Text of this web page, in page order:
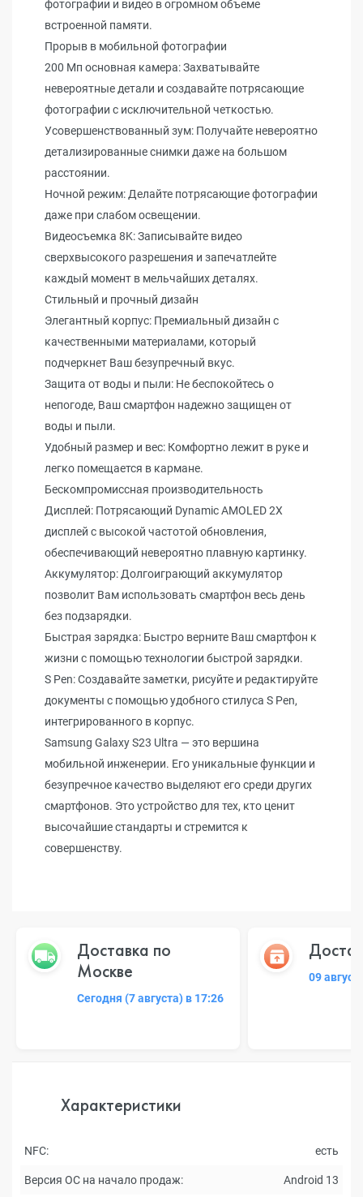
фотографии и видео в огромном объеме
встроенной памяти.
Прорыв в мобильной фотографии
200 Мп основная камера: Захватывайте
невероятные детали и создавайте потрясающие
фотографии с исключительной четкостью.
Усовершенствованный зум: Получайте невероятно
детализированные снимки даже на большом
расстоянии.
Ночной режим: Делайте потрясающие фотографии
даже при слабом освещении.
Видеосъемка 8K: Записывайте видео
сверхвысокого разрешения и запечатлейте
каждый момент в мельчайших деталях.
Стильный и прочный дизайн
Элегантный корпус: Премиальный дизайн с
качественными материалами, который
подчеркнет Ваш безупречный вкус.
Защита от воды и пыли: Не беспокойтесь о
непогоде, Ваш смартфон надежно защищен от
воды и пыли.
Удобный размер и вес: Комфортно лежит в руке и
легко помещается в кармане.
Бескомпромиссная производительность
Дисплей: Потрясающий Dynamic AMOLED 2X
дисплей с высокой частотой обновления,
обеспечивающий невероятно плавную картинку.
Аккумулятор: Долгоиграющий аккумулятор
позволит Вам использовать смартфон весь день
без подзарядки.
Быстрая зарядка: Быстро верните Ваш смартфон к
жизни с помощью технологии быстрой зарядки.
S Pen: Создавайте заметки, рисуйте и редактируйте
документы с помощью удобного стилуса S Pen,
интегрированного в корпус.
Samsung Galaxy S23 Ultra — это вершина
мобильной инженерии. Его уникальные функции и
безупречное качество выделяют его среди других
смартфонов. Это устройство для тех, кто ценит
высочайшие стандарты и стремится к
совершенству.
Доставка по
Москве
Сегодня (7 августа) в 17:26
09
Характеристики
NFC: есть
Версия ОС на начало продаж: Android 13